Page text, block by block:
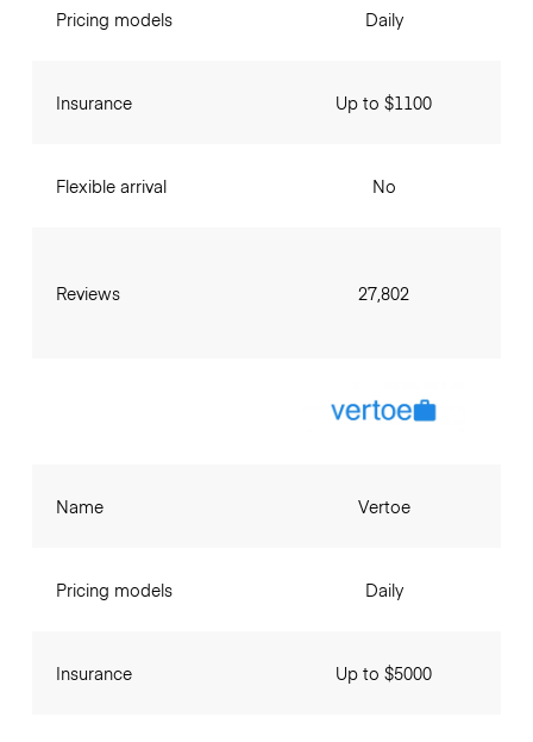
Pricing models
Insurance
Flexible arrival
Reviews
Daily
Up to $1100
No
27,802
Name
Pricing models
Insurance
Vertoe
Daily
Up to $5000